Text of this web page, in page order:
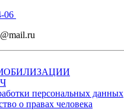
06
персональных данных
о правах человека